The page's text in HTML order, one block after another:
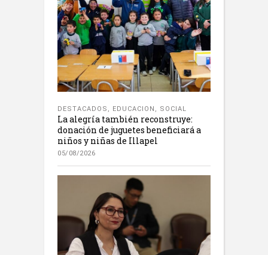
DESTACADOS , EDUCACION , SOCIAL
La alegría también reconstruye:
donación de juguetes beneficiará a
niños y niñas de Illapel
05/08/2026